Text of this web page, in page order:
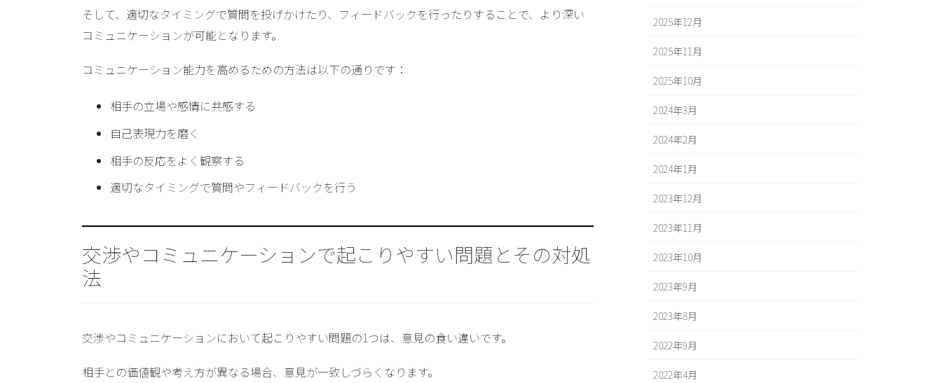
そして、適切なタイミングで質問を投げかけたり、フィードバックを行ったりすることで、より深い
コミュニケーションが可能となります。
コミュニケーション能力を高めるための方法は以下の通りです：
相手の立場や感情に共感する
自己表現力を磨く
相手の反応をよく観察する
適切なタイミングで質問やフィードバックを行う
交渉やコミュニケーションで起こりやすい問題とその対処
法
交渉やコミュニケーションにおいて起こりやすい問題の1つは、意見の食い違いです。
相手との価値観や考え方が異なる場合、意見が一致しづらくなります。
2025年12月
2025年11月
2025年10月
2024年3月
2024年2月
2024年1月
2023年12月
2023年11月
2023年10月
2023年9月
2023年8月
2022年9月
2022年4月